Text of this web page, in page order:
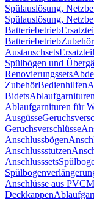
Spülauslösung,
Spülauslösung,
Batteriebetrieb
BatteriebetriebZubehör
Austauschsets
Spülbögen und
Renovierungssets
ZubehörBedienhilfen
Bidets
Ablaufgarnituren für
Ausgüsse
Geruchsverschlüsse
Anschlussbögen
Anschlussstutzen
Anschlusssets
Anschlüsse aus PVC
Deckkappen